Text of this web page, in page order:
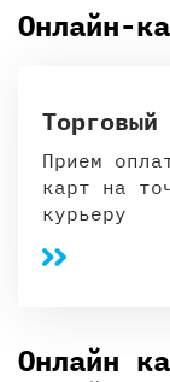
Онлайн-
Торговый
Прием
карт на
курьеру
Онлайн